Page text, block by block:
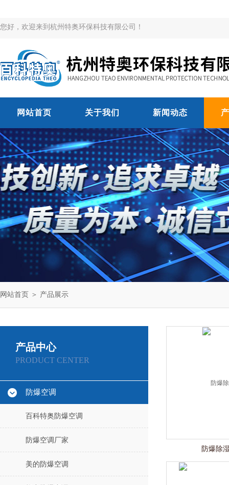
您好，欢迎来到杭州特奥环保科技有限公司！
网站首页 关于我们 新闻动态
网站首页 ＞ 产品展示
产品中心
PRODUCT CENTER
防爆空调
百科特奥防爆空调
防爆空调厂家
美的防爆空调
防爆除